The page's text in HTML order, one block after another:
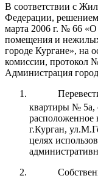
В соответствии с
Федерации,
марта 2006 г. № 66
помещения и
городе Кургане», на
комиссии, протокол
Администрация
квартиры №
расположенное
г.Курган,
целях